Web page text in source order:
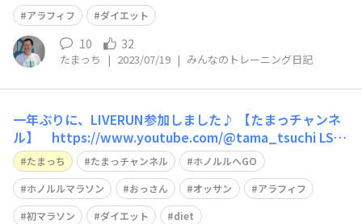
アラフィフ
ダイエット
10 32
たまっち | 2023/07/19 | みんなのトレーニング日記
一年ぶりに、LIVERUN参加しました♪ 【たまっチャンネ
ル】 https://www.youtube.com/@tama_tsuchi LSD
ということで、心拍ゾーン3を超えないように走りまし
た。 途中で放送が聞こえなくなったことが残念でした
が、暑さも和らいだ気候で、良い時間を過ごせました。
また
たまっち たまっチャンネル
ホノルルへGO
ホノルルマラソン
おっさん オッサン
アラフィフ
初マラソン
ダイエット diet